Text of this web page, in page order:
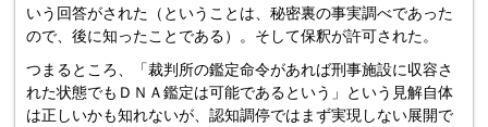
いう回答がされた（ということは、秘密裏の事実調べであった
ので、後に知ったことである）。そして保釈が許可された。
つまるところ、「裁判所の鑑定命令があれば刑事施設に収容さ
れた状態でもＤＮＡ鑑定は可能であるという」という見解自体
は正しいかも知れないが、認知調停ではまず実現しない展開で